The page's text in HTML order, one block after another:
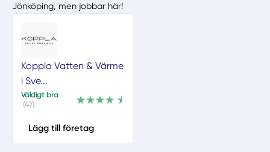
Jönköping, men jobbar här!
Koppla Vatten & Värme
i Sve...
Väldigt bra
(47)
Lägg till företag